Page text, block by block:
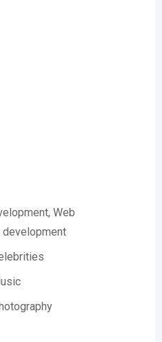
Web